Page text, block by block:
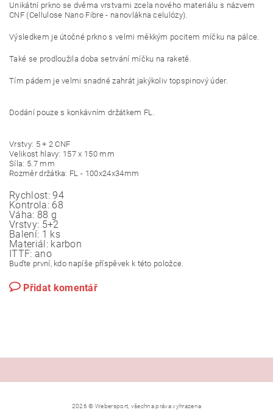
Unikátní prkno se dvěma vrstvami zcela nového materiálu s názvem
CNF (Cellulose Nano Fibre - nanovlákna celulózy).
Výsledkem je útočné prkno s velmi měkkým pocitem míčku na pálce.
Také se prodloužila doba setrvání míčku na raketě.
Tím pádem je velmi snadné zahrát jakýkoliv topspinový úder.
Dodání pouze s konkávním držátkem FL.
Vrstvy: 5 + 2 CNF
Velikost hlavy: 157 x 150 mm
Síla: 5.7 mm
Rozměr držátka: FL - 100x24x34mm
Rychlost:94
Kontrola: 68
Váha: 88 g
Vrstvy: 5+2
Balení: 1 ks
Materiál: karbon
ITTF: ano
Buďte první, kdo napíše příspěvek k této položce.
Přidat komentář
2026 © Webersport, všechna práva vyhrazena